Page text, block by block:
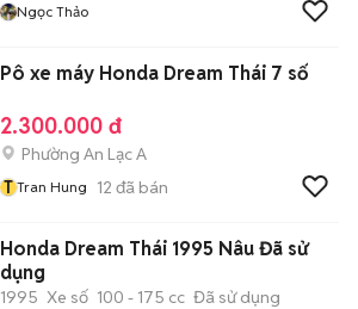
Ngọc Thảo
Pô xe máy Honda Dream Thái 7 số
2.300.000 đ
Phường An Lạc A
T Tran Hung 12 đã bán
Honda Dream Thái 1995 Nâu Đã sử
dụng
1995 Xe số 100 - 175 cc Đã sử dụng